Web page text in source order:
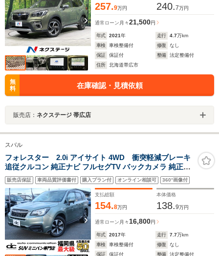
257.9万円 240.7万円
通常ローン 月々21,500円
年式 2021年 走行 4.7万km
車検
車検整備付 修復
なし
保証
保証付 整備
法定整備付
住所
北海道帯広市
無
料
在庫確認・見積依頼
販売店： ネクステージ 帯広店
スバル
フォレスター 2.0i アイサイト 4WD 衝突軽減ブレーキ
追従クルコン 純正ナビ フルセグTV バックカメラ 純正ド
ライブレコーダー ETC DVD再生 ミュージックサーバー
MTモード付 フルフラットシート アクセル踏み間違い防
止装置 レーンキープアシスト
販売店保証 車両品質評価書付 購入プラン付 オンライン相談可 360°画像付
支払総額
154.8万円
本体価格
138.9万円
通常ローン 月々16,800円
年式 2017年 走行 7.7万km
車検
車検整備付 修復
なし
保証
保証付 整備 法定整備付